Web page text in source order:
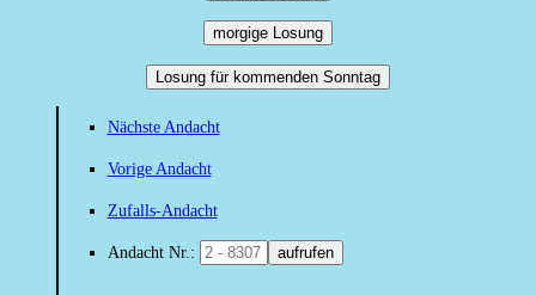
morgige Losung
Losung für kommenden Sonntag
Nächste Andacht
Vorige Andacht
Zufalls-Andacht
Andacht Nr.: aufrufen